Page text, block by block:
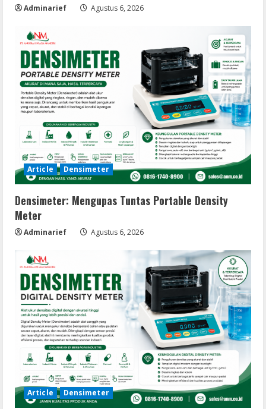
Adminarief Agustus 6, 2026
Article Densimeter
Densimeter: Mengupas Tuntas Portable Density
Meter
Adminarief Agustus 6, 2026
Article Densimeter